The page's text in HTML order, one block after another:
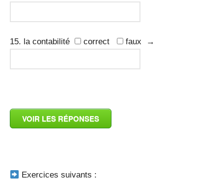
15. la contabilité correct faux →
VOIR LES RÉPONSES
Exercices suivants :